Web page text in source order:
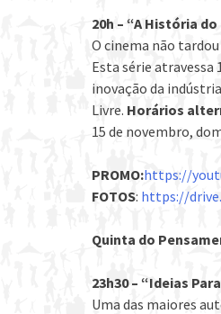
20h – “A História do
O cinema não
Esta série atravessa
inovação da
Livre. Horários
15 de novembro,
PROMO:https://
FOTOS: https://
Quinta do
23h30 – “Ideias
Uma das maiores